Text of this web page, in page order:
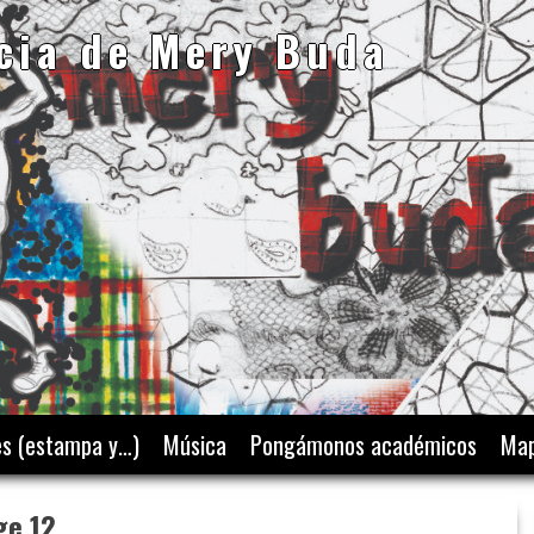
de Mery Buda
(estampa y…) Música Pongámonos académicos